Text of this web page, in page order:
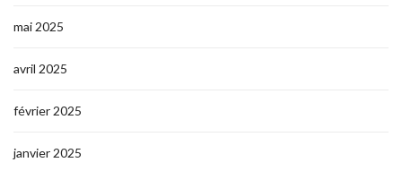
mai 2025
avril 2025
février 2025
janvier 2025